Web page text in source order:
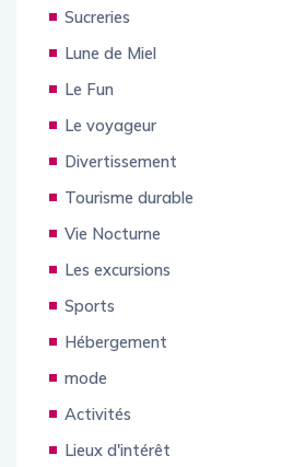
Sucreries
Lune de Miel
Le Fun
Le voyageur
Divertissement
Tourisme durable
Vie Nocturne
Les excursions
Sports
Hébergement
mode
Activités
Lieux d'intérêt